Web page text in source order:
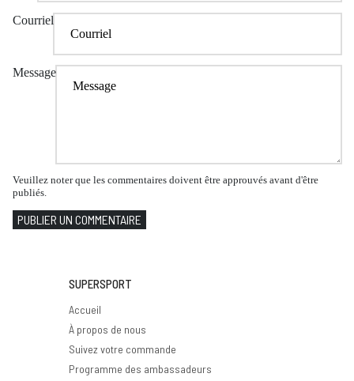
Courriel
Message
Veuillez noter que les commentaires doivent être approuvés avant d'être
publiés.
PUBLIER UN COMMENTAIRE
SUPERSPORT
Accueil
À propos de nous
Suivez votre commande
Programme des ambassadeurs